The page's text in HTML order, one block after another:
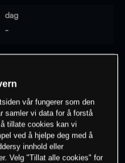
dag
-
-
instrumentet
vår fungerer som den
samler vi data for å forstå
tillate cookies kan vi
ved å hjelpe deg med å
innhold eller
Velg "Tillat alle cookies" for